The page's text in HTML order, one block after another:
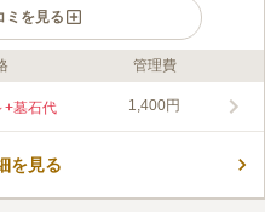
ミを見る
ソメイヨシノが咲き誇り、優しい
されたという歴史があり伝統的な
管理費
+墓石代 1,400円
を見る